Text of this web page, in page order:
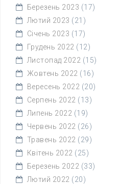
Березень 2023 (17)
Лютий 2023 (21)
Січень 2023 (17)
Грудень 2022 (12)
Листопад 2022 (15)
Жовтень 2022 (16)
Вересень 2022 (20)
Серпень 2022 (13)
Липень 2022 (19)
Червень 2022 (26)
Травень 2022 (29)
Квітень 2022 (25)
Березень 2022 (33)
Лютий 2022 (20)